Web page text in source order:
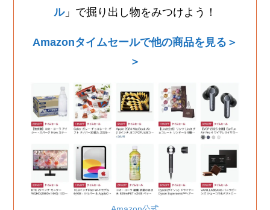
ル」で掘り出し物をみつけよう！
Amazonタイムセールで他の商品を見る＞
＞